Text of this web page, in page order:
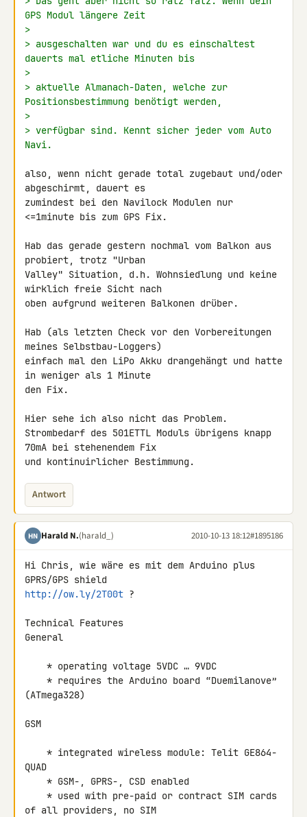
GPS Modul längere Zeit
>
> ausgeschalten war und du es einschaltest
dauerts mal etliche Minuten bis
>
> aktuelle Almanach-Daten, welche zur
Positionsbestimmung benötigt werden,
>
> verfügbar sind. Kennt sicher jeder vom Auto
Navi.
also, wenn nicht gerade total zugebaut und/oder
abgeschirmt, dauert es
zumindest bei den Navilock Modulen nur
<=1minute bis zum GPS Fix.
Hab das gerade gestern nochmal vom Balkon aus
probiert, trotz "Urban
Valley" Situation, d.h. Wohnsiedlung und keine
wirklich freie Sicht nach
oben aufgrund weiteren Balkonen drüber.
Hab (als letzten Check vor den Vorbereitungen
meines Selbstbau-Loggers)
einfach mal den LiPo Akku drangehängt und hatte
in weniger als 1 Minute
den Fix.
Hier sehe ich also nicht das Problem.
Strombedarf des 501ETTL Moduls übrigens knapp
70mA bei stehenendem Fix
und kontinuirlicher Bestimmung.
Antwort
HN Harald N.(harald_) 2010-10-13 18:12#1895186
Hi Chris, wie wäre es mit dem Arduino plus
http://ow.ly/2T00t ?
Technical Features
General
(ATmega328)
GSM
QUAD
of all providers, no SIM